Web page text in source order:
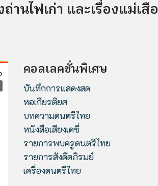
นไฟเก่า และเรื่องแม่เสือ
คอลเลคชั่นพิเศษ
บันทึกการแสดงสด
หอเกียรติยศ
บทความดนตรีไทย
หนังสือเสียงเดซี่
รายการพบครูดนตรีไทย
รายการสังคีตภิรมย์
เครื่องดนตรีไทย